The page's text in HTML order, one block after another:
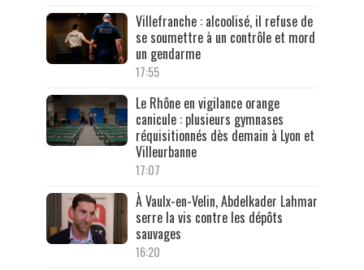
Villefranche : alcoolisé, il refuse de
se soumettre à un contrôle et mord
un gendarme
17:55
Le Rhône en vigilance orange
canicule : plusieurs gymnases
réquisitionnés dès demain à Lyon et
Villeurbanne
17:07
À Vaulx-en-Velin, Abdelkader Lahmar
serre la vis contre les dépôts
sauvages
16:20